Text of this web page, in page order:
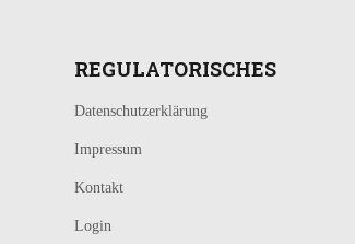
REGULATORISCHES
Datenschutzerklärung
Impressum
Kontakt
Login